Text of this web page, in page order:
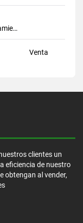
Estacionamiento
Venta
clientes un
eficiencia de nuestro
obtengan al vender,